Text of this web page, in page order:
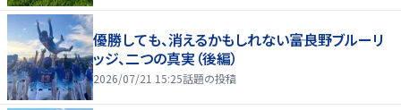
優勝しても、消えるかもしれない――富良野ブルーリ
ッジ、二つの真実（後編）
2026/07/21 15:25話題の投稿